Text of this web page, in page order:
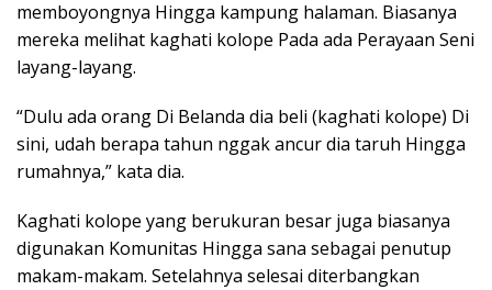
memboyongnya Hingga kampung halaman. Biasanya
mereka melihat kaghati kolope Pada ada Perayaan Seni
layang-layang.
“Dulu ada orang Di Belanda dia beli (kaghati kolope) Di
sini, udah berapa tahun nggak ancur dia taruh Hingga
rumahnya,” kata dia.
Kaghati kolope yang berukuran besar juga biasanya
digunakan Komunitas Hingga sana sebagai penutup
makam-makam. Setelahnya selesai diterbangkan